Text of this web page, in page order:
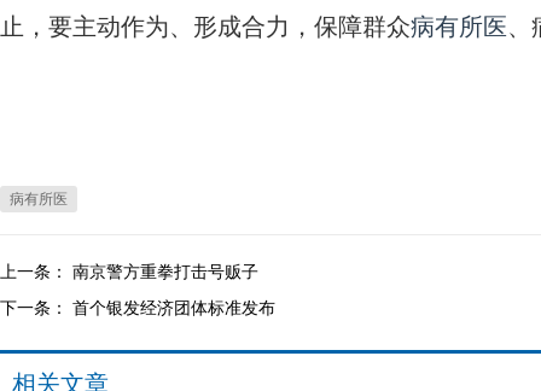
止，要主动作为、形成合力，保障群众病有所医、
病有所医
上一条： 南京警方重拳打击号贩子
下一条： 首个银发经济团体标准发布
相关文章